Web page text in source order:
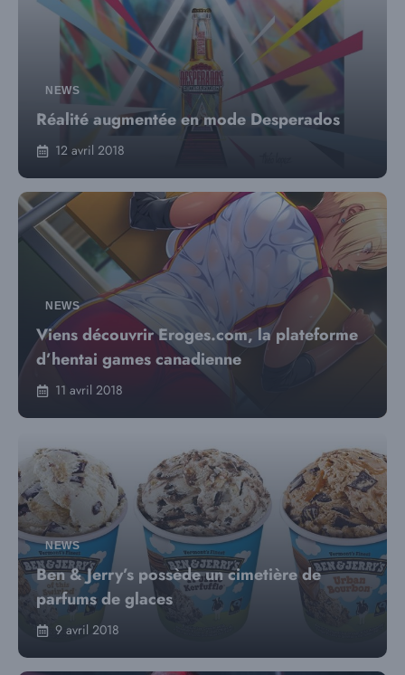
NEWS
Réalité augmentée en mode Desperados
12 avril 2018
NEWS
Viens découvrir Eroges.com, la plateforme
d’hentai games canadienne
11 avril 2018
NEWS
Ben & Jerry’s possède un cimetière de
parfums de glaces
9 avril 2018